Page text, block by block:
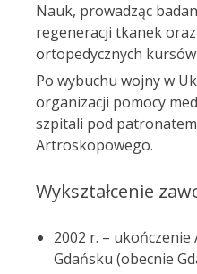
Nauk, prowadząc
regeneracji tkanek
ortopedycznych
Po wybuchu wojny w
organizacji pomocy
szpitali pod
Artroskopowego.
Wykształcenie
2002 r. –
Gdańsku (obecnie